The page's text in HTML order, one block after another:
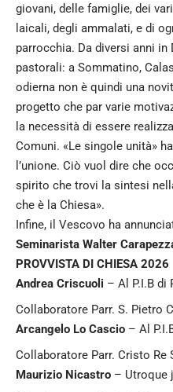
giovani, delle famiglie, dei
laicali, degli ammalati, e di
parrocchia. Da diversi anni
pastorali: a Sommatino,
odierna non è quindi una
progetto che par varie
la necessità di essere
Comuni. «Le singole unità»
l’unione. Ciò vuol dire che
spirito che trovi la sintesi
che è la Chiesa».
Infine, il Vescovo ha
Seminarista Walter
PROVVISTA DI CHIESA 2026
Andrea Criscuoli – Al P.I.B di
Collaboratore Parr. S. Pietro
Arcangelo Lo Cascio – Al
Collaboratore Parr. Cristo Re
Maurizio Nicastro – Utroque